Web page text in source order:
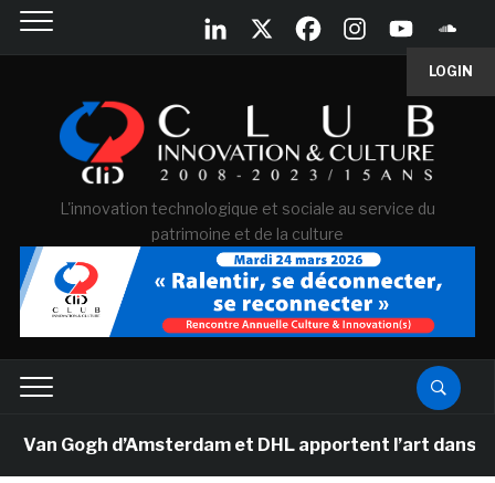
LOGIN
L'innovation technologique et sociale au service du
patrimoine et de la culture
Van Gogh d’Amsterdam et DHL apportent l’art dans